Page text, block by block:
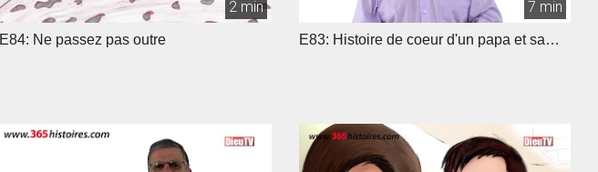
2 min
E84: Ne passez pas outre
7 min
E83: Histoire de coeur d'un papa et sa